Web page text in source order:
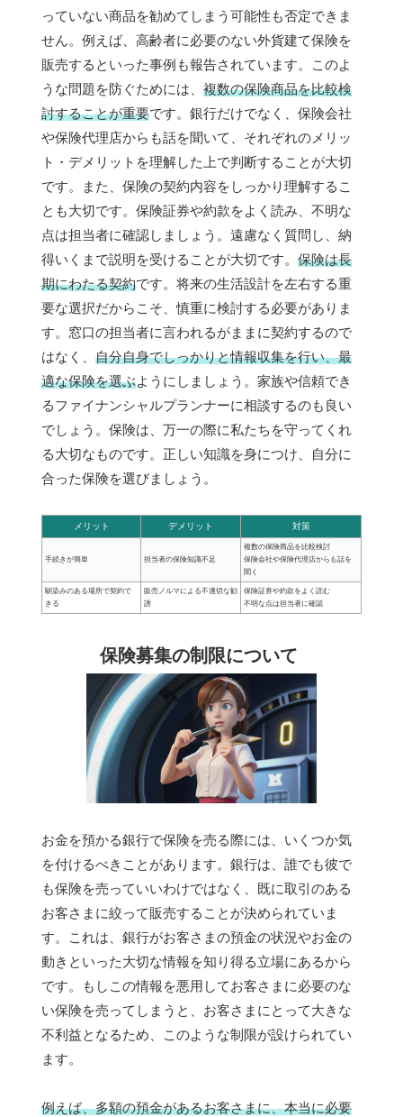
っていない商品を勧めてしまう可能性も否定できま
せん。例えば、高齢者に必要のない外貨建て保険を
販売するといった事例も報告されています。このよ
うな問題を防ぐためには、 複数の保険商品を比較検
討することが重要です。銀行だけでなく、保険会社
や保険代理店からも話を聞いて、それぞれのメリッ
ト・デメリットを理解した上で判断することが大切
です。また、保険の契約内容をしっかり理解するこ
とも大切です。保険証券や約款をよく読み、不明な
点は担当者に確認しましょう。遠慮なく質問し、納
得いくまで説明を受けることが大切です。 保険は長
期にわたる契約です。将来の生活設計を左右する重
要な選択だからこそ、慎重に検討する必要がありま
す。窓口の担当者に言われるがままに契約するので
はなく、 自分自身でしっかりと情報収集を行い、最
適な保険を選ぶようにしましょう。家族や信頼でき
るファイナンシャルプランナーに相談するのも良い
でしょう。保険は、万一の際に私たちを守ってくれ
る大切なものです。正しい知識を身につけ、自分に
合った保険を選びましょう。
メリット デメリット 対策
手続きが簡単 担当者の保険知識不足
複数の保険商品を比較検討
保険会社や保険代理店からも話を
聞く
馴染みのある場所で契約で
きる
販売ノルマによる不適切な勧
誘
保険証券や約款をよく読む
不明な点は担当者に確認
保険募集の制限について
お金を預かる銀行で保険を売る際には、いくつか気
を付けるべきことがあります。銀行は、誰でも彼で
も保険を売っていいわけではなく、既に取引のある
お客さまに絞って販売することが決められていま
す。これは、銀行がお客さまの預金の状況やお金の
動きといった大切な情報を知り得る立場にあるから
です。もしこの情報を悪用してお客さまに必要のな
い保険を売ってしまうと、お客さまにとって大きな
不利益となるため、このような制限が設けられてい
ます。
例えば、多額の預金があるお客さまに、本当に必要